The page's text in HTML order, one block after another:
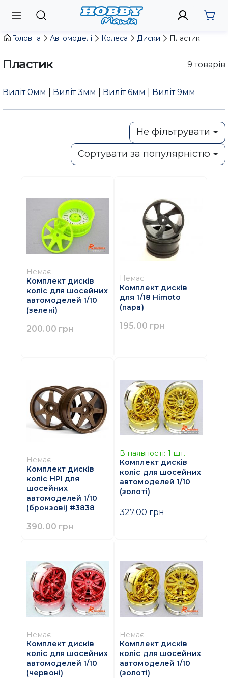
Головна Автомоделі Колеса Диски Пластик
Пластик 9 товарів
Виліт 0мм | Виліт 3мм | Виліт 6мм | Виліт 9мм
Не фільтрувати
Сортувати за популярністю
Немає
Комплект дисків
коліс для шосейних
автомоделей 1/10
(зелені)
200.00 грн
Немає
Комплект дисків
для 1/18 Himoto
(пара)
195.00 грн
Немає
Комплект дисків
коліс HPI для
шосейних
автомоделей 1/10
(бронзові) #3838
390.00 грн
В наявності: 1 шт.
Комплект дисків
коліс для шосейних
автомоделей 1/10
(золоті)
327.00 грн
Немає
Комплект дисків
коліс для шосейних
автомоделей 1/10
(червоні)
Немає
Комплект дисків
коліс для шосейних
автомоделей 1/10
(золоті)